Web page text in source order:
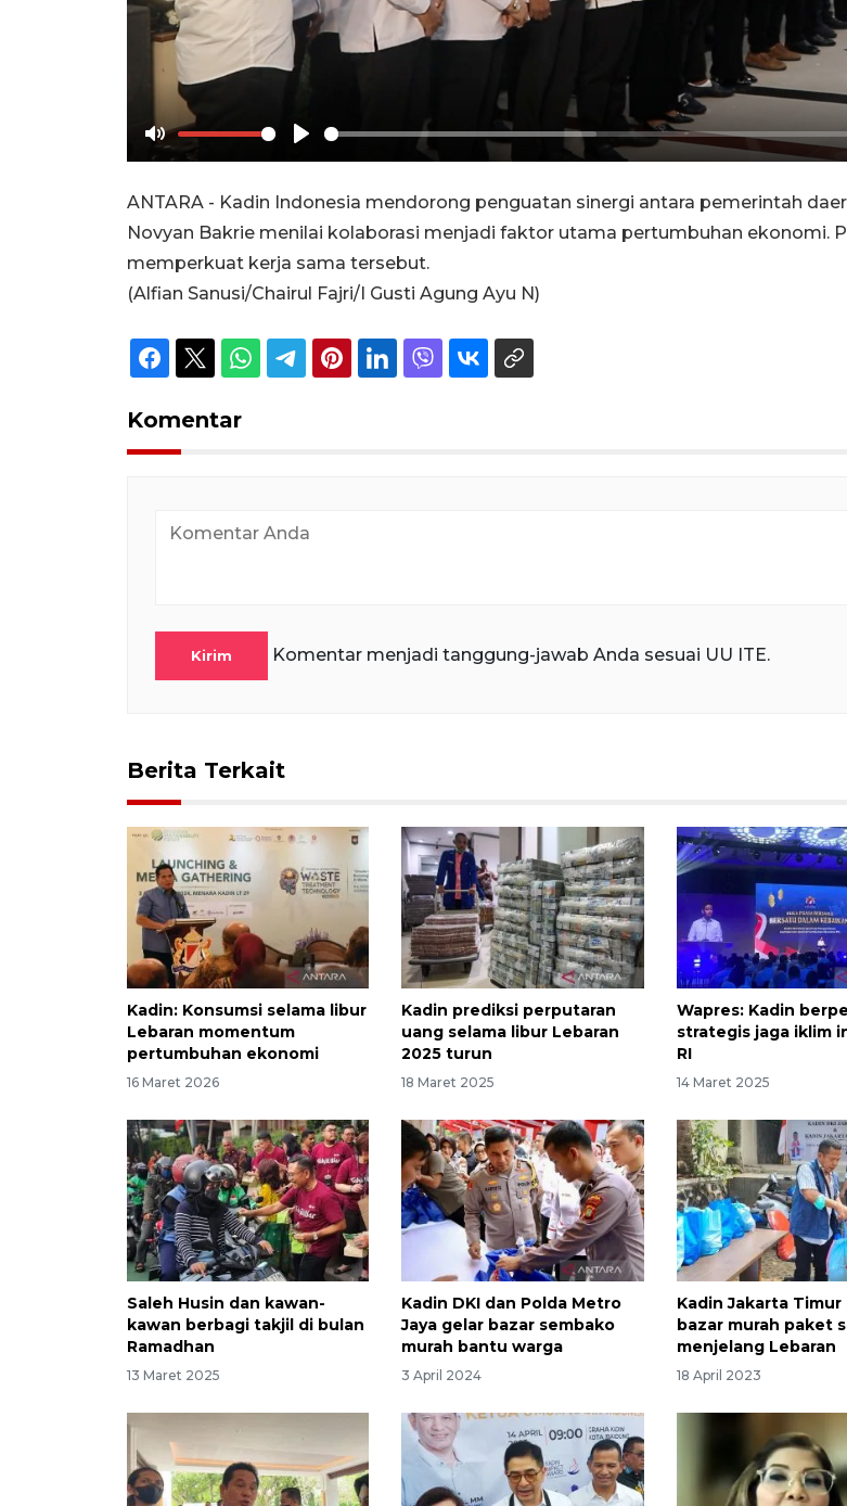
Mute Play
ANTARA - Kadin Indonesia mendorong penguatan sinergi antara pemerintah
Novyan Bakrie menilai kolaborasi menjadi faktor utama pertumbuhan ekonomi.
memperkuat kerja sama tersebut.
(Alfian Sanusi/Chairul Fajri/I Gusti Agung Ayu N)
Komentar
Kirim Komentar menjadi tanggung-jawab Anda sesuai UU ITE.
Berita Terkait
Kadin: Konsumsi selama libur
Lebaran momentum
pertumbuhan ekonomi
16 Maret 2026
Kadin prediksi perputaran
uang selama libur Lebaran
2025 turun
18 Maret 2025
Wapres: Kadin
strategis jaga iklim
RI
14 Maret 2025
Saleh Husin dan kawan-
kawan berbagi takjil di bulan
Ramadhan
13 Maret 2025
Kadin DKI dan Polda Metro
Jaya gelar bazar sembako
murah bantu warga
3 April 2024
Kadin Jakarta Timur
bazar murah paket
menjelang Lebaran
18 April 2023